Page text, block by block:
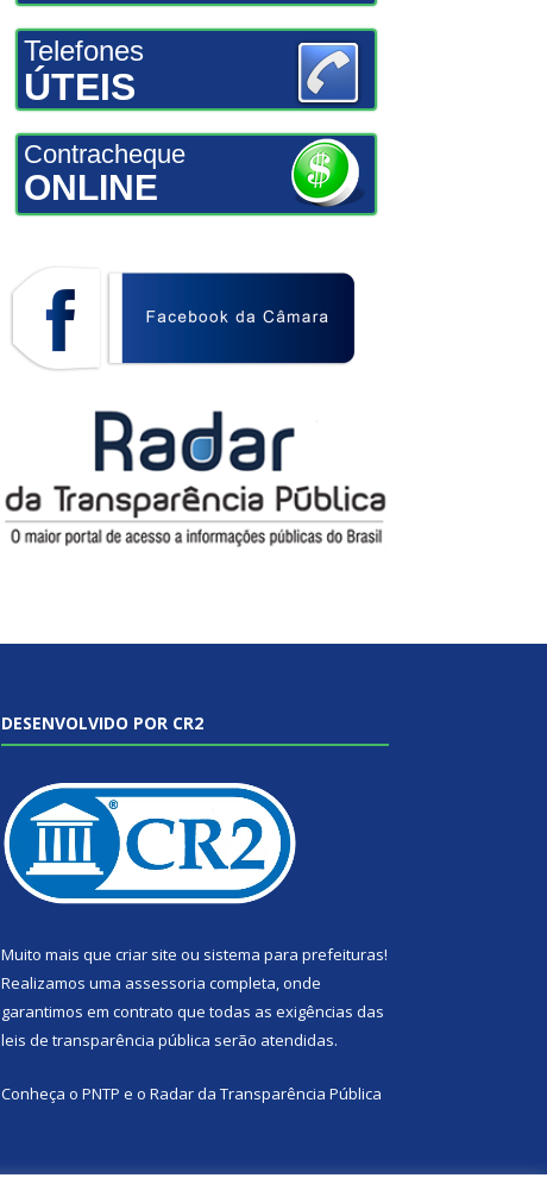
Telefones
ÚTEIS
Contracheque
ONLINE
DESENVOLVIDO POR CR2
Muito mais que criar site ou sistema para prefeituras!
Realizamos uma assessoria completa, onde
garantimos em contrato que todas as exigências das
leis de transparência pública serão atendidas.
Conheça o PNTP e o Radar da Transparência Pública